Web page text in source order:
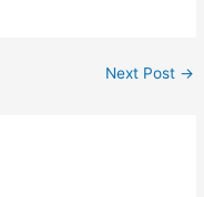
Next Post →